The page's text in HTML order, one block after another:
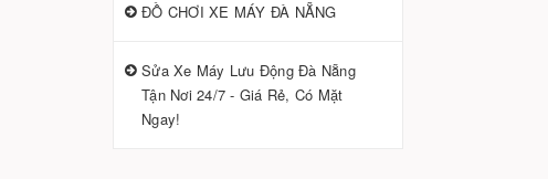
ĐỒ CHƠI XE MÁY ĐÀ NẴNG
Sửa Xe Máy Lưu Động Đà Nẵng
Tận Nơi 24/7 - Giá Rẻ, Có Mặt
Ngay!